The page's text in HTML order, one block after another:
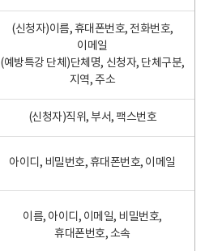
(신청자)이름, 휴대폰번호, 전화번호,
이메일
(예방특강 단체)단체명, 신청자, 단체구분,
지역, 주소
(신청자)직위, 부서, 팩스번호
아이디, 비밀번호, 휴대폰번호, 이메일
이름, 아이디, 이메일, 비밀번호,
휴대폰번호, 소속